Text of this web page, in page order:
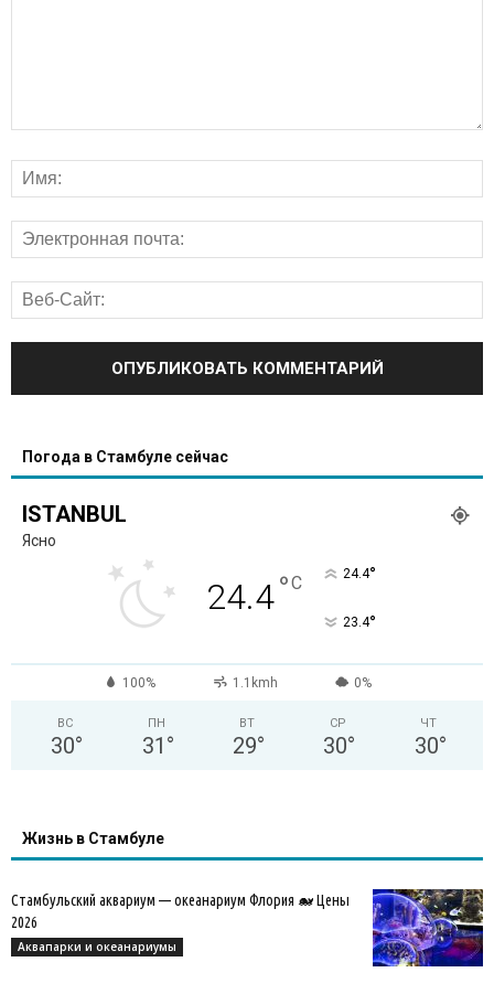
Погода в Стамбуле сейчас
ISTANBUL
Ясно
24.4°C 24.4°
23.4°
100% 1.1kmh 0%
ВС
30°
ПН
31 °
ВТ
29°
СР
30°
ЧТ
30°
Жизнь в Стамбуле
Стамбульский аквариум — океанариум Флория 🐋 Цены
2026
Аквапарки и океанариумы